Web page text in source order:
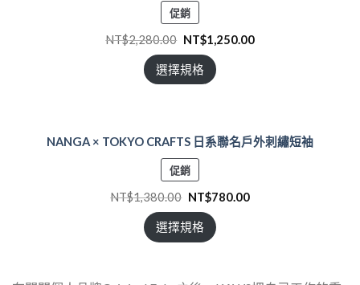
促銷特
價
商
NT$2,280.00 NT$1,250.00
選擇規格
NANGA × TOKYO CRAFTS 日系聯名戶外刺繡短袖
促銷特
價
商
NT$1,380.00 NT$780.00
選擇規格